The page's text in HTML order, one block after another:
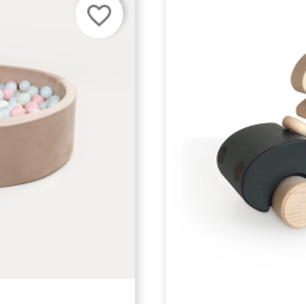
favorite_border